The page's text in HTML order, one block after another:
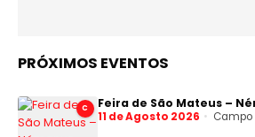
PRÓXIMOS EVENTOS
C Feira de São Mateus –
11 de Agosto 2026 Campo